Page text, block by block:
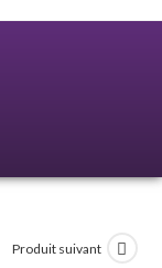
Produit suivant